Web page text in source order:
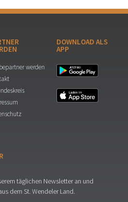
werden
DOWNLOAD ALS
APP
täglichen Newsletter an und
dem St. Wendeler Land.